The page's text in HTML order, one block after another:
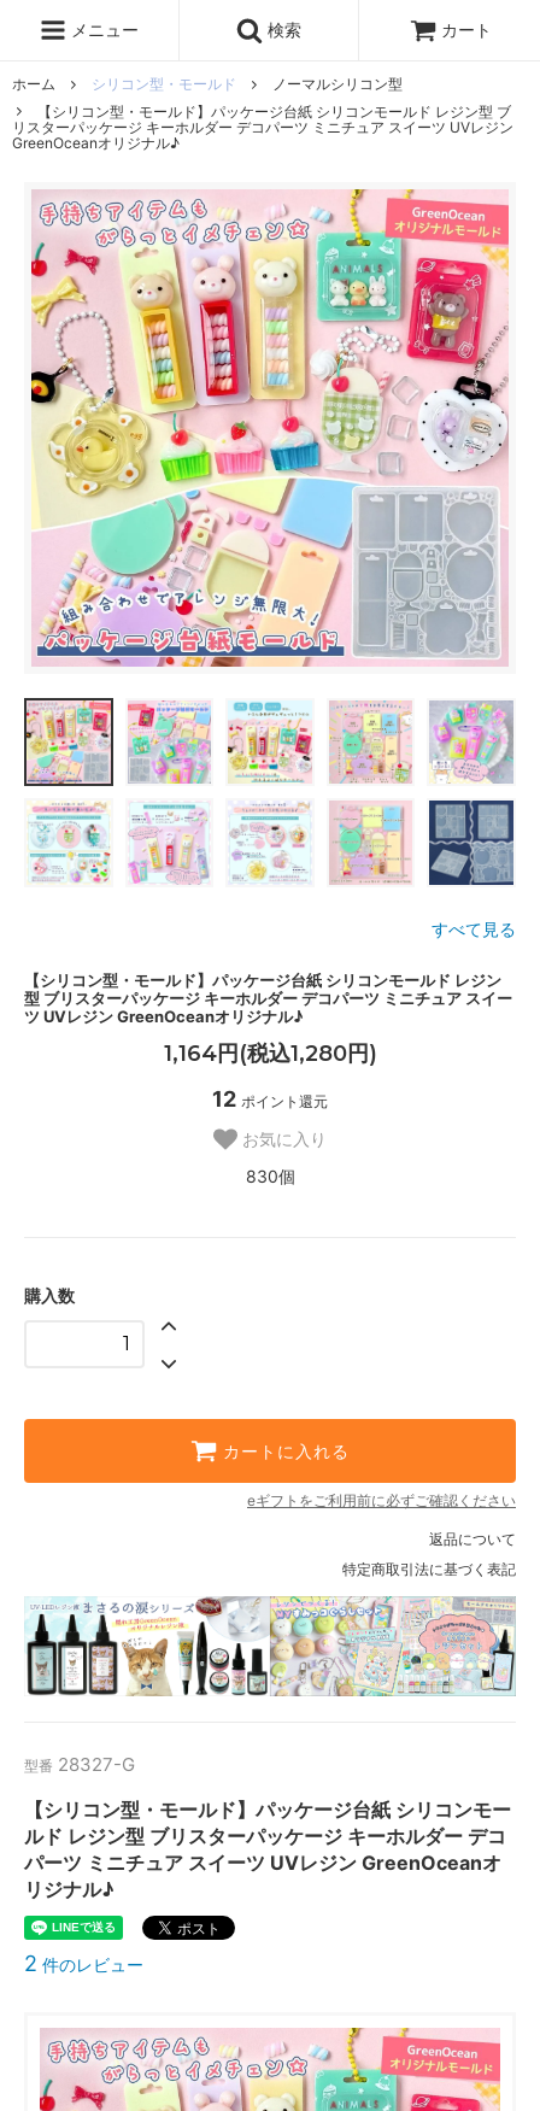
メニュー 検索 カート
ホーム シリコン型・モールド
ノーマルシリコン型
【シリコン型・モールド】パッケージ台紙 シリコンモールド レジン型 ブ
リスターパッケージ キーホルダー デコパーツ ミニチュア スイーツ UVレジン
GreenOceanオリジナル♪
すべて見る
【シリコン型・モールド】パッケージ台紙 シリコンモールド レジン
型 ブリスターパッケージ キーホルダー デコパーツ ミニチュア スイー
ツ UVレジン GreenOceanオリジナル♪
1,164円(税込1,280円)
12 ポイント還元
お気に入り
830個
購入数
カートに入れる
eギフトをご利用前に必ずご確認ください
返品について
特定商取引法に基づく表記
型番 28327-G
【シリコン型・モールド】パッケージ台紙 シリコンモー
ルド レジン型 ブリスターパッケージ キーホルダー デコ
パーツ ミニチュア スイーツ UVレジン GreenOceanオ
リジナル♪
2 件のレビュー